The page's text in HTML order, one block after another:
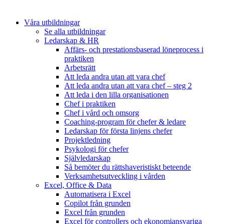
Våra utbildningar
Se alla utbildningar
Ledarskap & HR
Affärs- och prestationsbaserad löneprocess i
praktiken
Arbetsrätt
Att leda andra utan att vara chef
Att leda andra utan att vara chef – steg 2
Att leda i den lilla organisationen
Chef i praktiken
Chef i vård och omsorg
Coaching-program för chefer & ledare
Ledarskap för första linjens chefer
Projektledning
Psykologi för chefer
Självledarskap
Så bemöter du rättshaveristiskt beteende
Verksamhetsutveckling i vården
Excel, Office & Data
Automatisera i Excel
Copilot från grunden
Excel från grunden
Excel för controllers och ekonomiansvariga